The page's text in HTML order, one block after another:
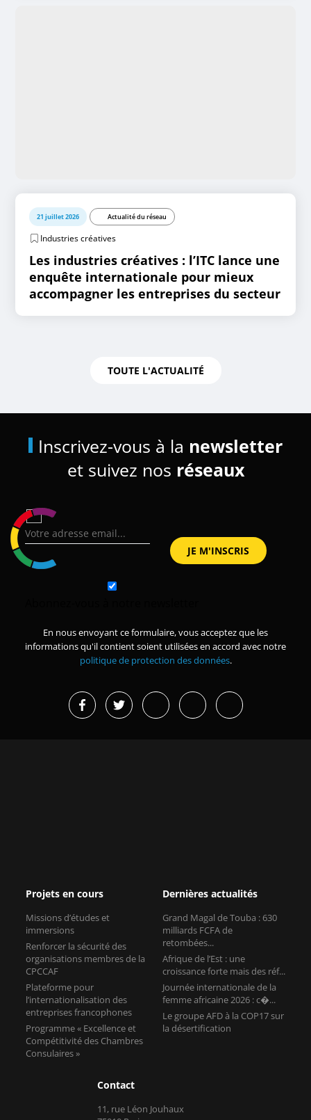
21 juillet 2026 Actualité du réseau
Industries créatives
Les industries créatives : l’ITC lance une
enquête internationale pour mieux
accompagner les entreprises du secteur
TOUTE L'ACTUALITÉ
Inscrivez-vous à la newsletter
et suivez nos réseaux
En nous envoyant ce formulaire, vous acceptez que les
informations qu'il contient soient utilisées en accord avec notre
politique de protection des données.
Projets en cours
Missions d’études et
immersions
Renforcer la sécurité des
organisations membres de la
CPCCAF
Plateforme pour
l’internationalisation des
entreprises francophones
Programme « Excellence et
Compétitivité des Chambres
Consulaires »
Dernières actualités
Grand Magal de Touba : 630
milliards FCFA de
retombées...
Afrique de l’Est : une
croissance forte mais des réf...
Journée internationale de la
femme africaine 2026 : c�...
Le groupe AFD à la COP17 sur
la désertification
Contact
11, rue Léon Jouhaux